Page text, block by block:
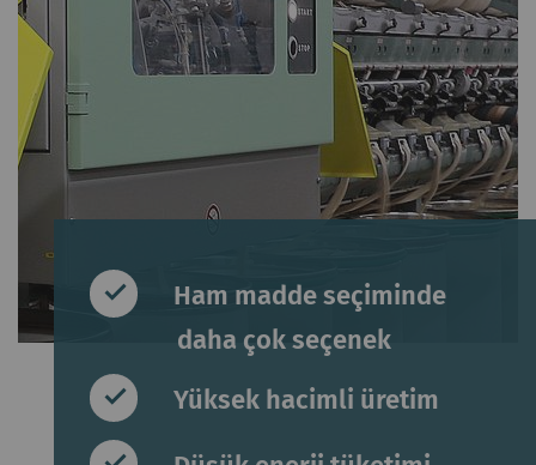
Ham madde seçiminde
daha çok seçenek
Yüksek hacimli üretim